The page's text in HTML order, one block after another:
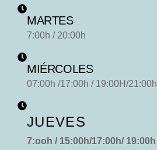
MARTES
7:00h / 20:00h
MIÉRCOLES
07:00h /17:00h / 19:00H/21:00h
JUEVES
7:ooh / 15:00h/17:00h/ 19:00h